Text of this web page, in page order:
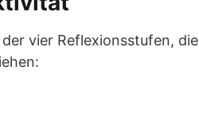
vier Reflexionsstufen, die